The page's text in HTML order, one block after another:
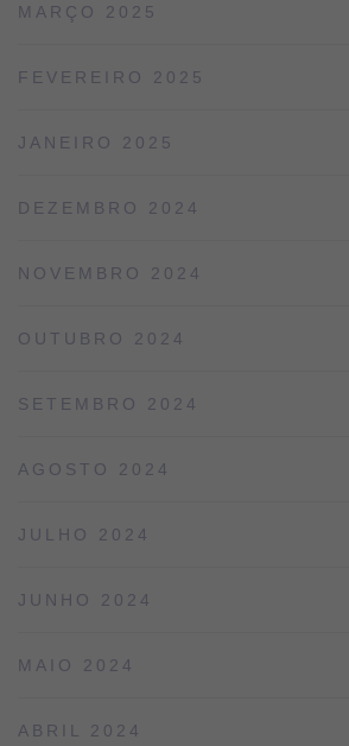
MARÇO 2025
FEVEREIRO 2025
JANEIRO 2025
DEZEMBRO 2024
NOVEMBRO 2024
OUTUBRO 2024
SETEMBRO 2024
AGOSTO 2024
JULHO 2024
JUNHO 2024
MAIO 2024
ABRIL 2024